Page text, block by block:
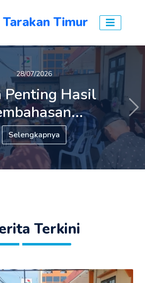
Tarakan Timur
28/07/2026
Penting Hasil
Selengkapnya
27/07/2026
Prioritas
Warga...
Selengkapnya
Terkini